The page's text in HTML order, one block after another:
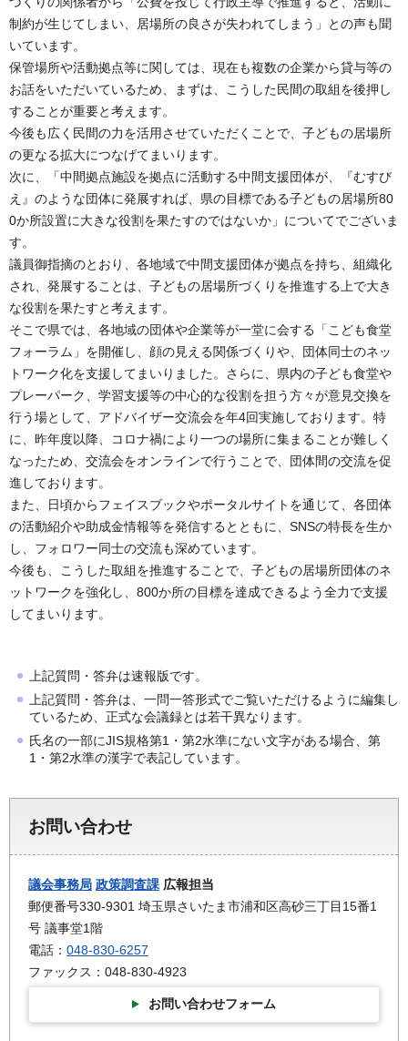
制約が生じてしまい、居場所の良さが失われてしまう」との声も聞
いています。
保管場所や活動拠点等に関しては、現在も複数の企業から貸与等の
お話をいただいているため、まずは、こうした民間の取組を後押し
することが重要と考えます。
今後も広く民間の力を活用させていただくことで、子どもの居場所
の更なる拡大につなげてまいります。
次に、「中間拠点施設を拠点に活動する中間支援団体が、『むすび
え』のような団体に発展すれば、県の目標である子どもの居場所80
0か所設置に大きな役割を果たすのではないか」についてでございま
す。
議員御指摘のとおり、各地域で中間支援団体が拠点を持ち、組織化
され、発展することは、子どもの居場所づくりを推進する上で大き
な役割を果たすと考えます。
そこで県では、各地域の団体や企業等が一堂に会する「こども食堂
フォーラム」を開催し、顔の見える関係づくりや、団体同士のネッ
トワーク化を支援してまいりました。さらに、県内の子ども食堂や
プレーパーク、学習支援等の中心的な役割を担う方々が意見交換を
行う場として、アドバイザー交流会を年4回実施しております。特
に、昨年度以降、コロナ禍により一つの場所に集まることが難しく
なったため、交流会をオンラインで行うことで、団体間の交流を促
進しております。
また、日頃からフェイスブックやポータルサイトを通じて、各団体
の活動紹介や助成金情報等を発信するとともに、SNSの特長を生か
し、フォロワー同士の交流も深めています。
今後も、こうした取組を推進することで、子どもの居場所団体のネ
ットワークを強化し、800か所の目標を達成できるよう全力で支援
してまいります。
上記質問・答弁は速報版です。
上記質問・答弁は、一問一答形式でご覧いただけるように編集し
ているため、正式な会議録とは若干異なります。
氏名の一部にJIS規格第1・第2水準にない文字がある場合、第
1・第2水準の漢字で表記しています。
お問い合わせ
議会事務局 政策調査課 広報担当
郵便番号330-9301 埼玉県さいたま市浦和区高砂三丁目15番1
号 議事堂1階
電話： 048-830-6257
ファックス：048-830-4923
お問い合わせフォーム